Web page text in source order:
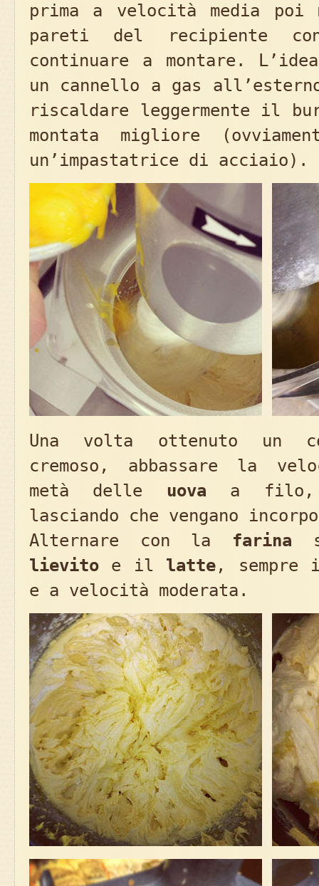
prima a velocità media poi
pareti del recipiente
continuare a montare.
un cannello a gas
riscaldare leggermente il
montata migliore
un’impastatrice di acciaio).
Una volta ottenuto un
cremoso, abbassare la
metà delle uova a filo,
lasciando che vengano
Alternare con la farina
lievito e il latte, sempre
e a velocità moderata.